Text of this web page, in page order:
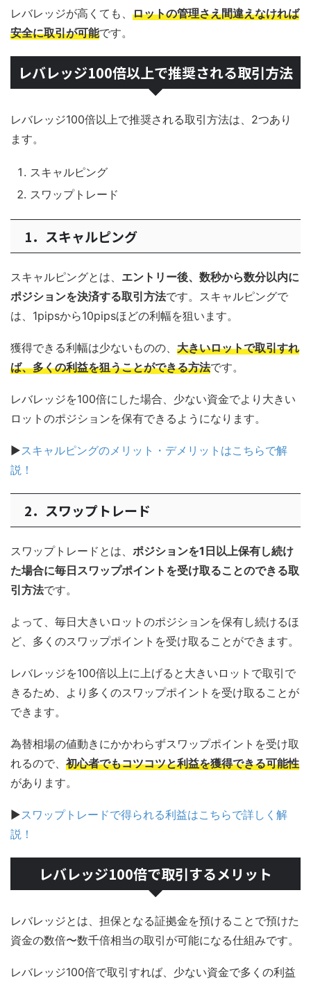
レバレッジが高くても、 ロットの管理さえ間違えなければ
安全に取引が可能です。
レバレッジ100倍以上で推奨される取引方法
レバレッジ100倍以上で推奨される取引方法は、2つあり
ます。
スキャルピング
スワップトレード
1．スキャルピング
スキャルピングとは、 エントリー後、数秒から数分以内に
ポジションを決済する取引方法です。スキャルピングで
は、1pipsから10pipsほどの利幅を狙います。
獲得できる利幅は少ないものの、 大きいロットで取引すれ
ば、多くの利益を狙うことができる方法です。
レバレッジを100倍にした場合、少ない資金でより大きい
ロットのポジションを保有できるようになります。
▶スキャルピングのメリット・デメリットはこちらで解
説！
2．スワップトレード
スワップトレードとは、 ポジションを1日以上保有し続け
た場合に毎日スワップポイントを受け取ることのできる取
引方法です。
よって、毎日大きいロットのポジションを保有し続けるほ
ど、多くのスワップポイントを受け取ることができます。
レバレッジを100倍以上に上げると大きいロットで取引で
きるため、より多くのスワップポイントを受け取ることが
できます。
為替相場の値動きにかかわらずスワップポイントを受け取
れるので、 初心者でもコツコツと利益を獲得できる可能性
があります。
▶スワップトレードで得られる利益はこちらで詳しく解
説！
レバレッジ100倍で取引するメリット
レバレッジとは、担保となる証拠金を預けることで預けた
資金の数倍〜数千倍相当の取引が可能になる仕組みです。
レバレッジ100倍で取引すれば、少ない資金で多くの利益